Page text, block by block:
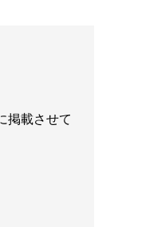
掲載させて